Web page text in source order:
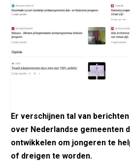
Er verschijnen tal van
over Nederlandse gemeenten
ontwikkelen om jongeren te
of dreigen te worden.